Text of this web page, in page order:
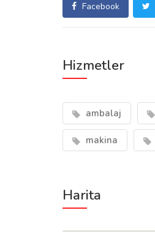
Facebook
Hizmetler
ambalaj
makina
Harita